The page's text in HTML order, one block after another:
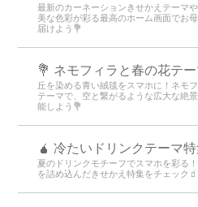
最新のカーネーションきせかえテーマ
美な色彩が彩る最高のホーム画面でお
届けよう💐
💐 ネモフィラと春の花テ
丘を染める青い絨毯をスマホに！ネモ
テーマで、空と繋がるような広大な絶
能しよう💐
🧉 冷たいドリンクテーマ特
夏のドリンクモチーフでスマホを彩る
を詰め込んだきせかえ特集をチェック🧃